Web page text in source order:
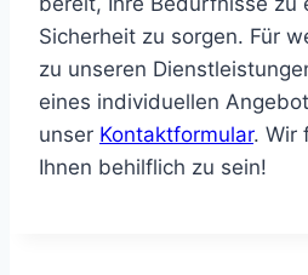
Sicherheit zu sorgen. Für
zu unseren
eines individuellen
unser Kontaktformular. Wir
Ihnen behilflich zu sein!